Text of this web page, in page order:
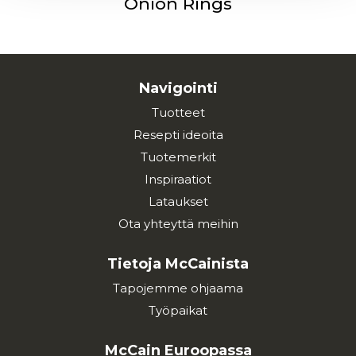
Navigointi
Tuotteet
Resepti ideoita
Tuotemerkit
Inspiraatiot
Lataukset
Ota yhteyttä meihin
Tietoja McCainista
Tapojemme ohjaama
Työpaikat
McCain Euroopassa